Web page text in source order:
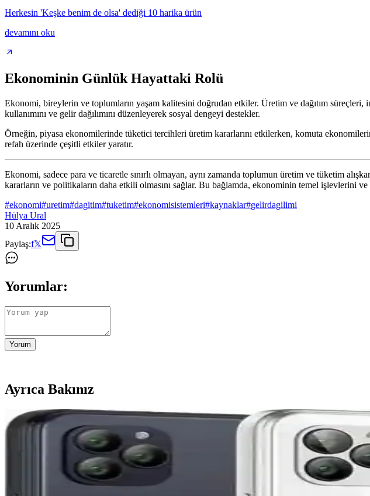
Herkesin 'Keşke benim de olsa' dediği 10 harika ürün
devamını oku
Ekonominin Günlük Hayattaki Rolü
Ekonomi, bireylerin ve toplumların yaşam kalitesini doğrudan etkiler. Üretim ve dağıtım
kullanımını ve gelir dağılımını düzenleyerek sosyal dengeyi destekler.
Örneğin, piyasa ekonomilerinde tüketici tercihleri üretim kararlarını etkilerken, komuta
refah üzerinde çeşitli etkiler yaratır.
Ekonomi, sadece para ve ticaretle sınırlı olmayan, aynı zamanda toplumun üretim ve tüketim
kararların ve politikaların daha etkili olmasını sağlar. Bu bağlamda, ekonominin temel işlevlerini
#ekonomi#uretim#dagitim#tuketim#ekonomisistemleri#kaynaklar#gelirdagilimi
Hülya Ural
10 Aralık 2025
Paylaş:f𝕏
Yorumlar:
Yorum
Ayrıca Bakınız
Dow Jones Endeksi Güncel Durumu ve Piyasa Göstergeleri Analizi
Dow Jones Endeksi, piyasa sağlığını ve ekonomik gelişmeleri yansıtan önemli bir göstergedir.
Victoria: Avustralya'nın Tarihî ve Doğal Zenginliklerle Dolu Eyaleti
Victoria, doğal güzellikleri ve tarihiyle öne çıkan, kültürel ve ekonomik açıdan zengin bir